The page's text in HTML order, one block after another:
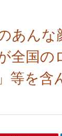
あん
全国の
等を含